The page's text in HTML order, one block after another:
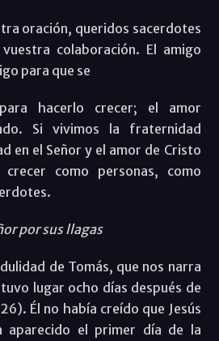
oración, queridos sacerdotes
colaboración. El amigo
para que se
hacerlo crecer; el amor
Si vivimos la fraternidad
en el Señor y el amor de Cristo
como personas, como
por sus llagas
de Tomás, que nos narra
lugar ocho días después de
Él no había creído que Jesús
aparecido el primer día de la